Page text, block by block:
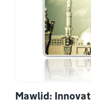
Mawlid: